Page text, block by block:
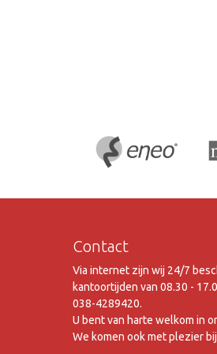
Contact
Via internet zijn wij 24/7
kantoortijden van 08.30 -
038-4289420.
U bent van harte welkom in
We komen ook met plezier